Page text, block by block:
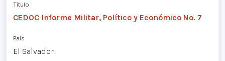
Título
CEDOC Informe Militar, Político y Económico No. 7
País
El Salvador